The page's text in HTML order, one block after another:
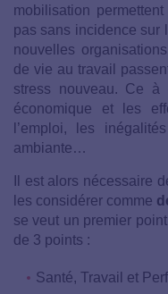
mobilisation
pas sans incidence sur
nouvelles
de vie au travail
stress nouveau. Ce
économique et les
l’emploi, les
ambiante…
Il est alors nécessaire
les considérer comme
se veut un premier
de 3 points :
Santé, Travail et